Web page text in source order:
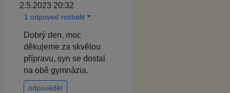
2.5.2023 20:32
1 odpoveď rozbalit
Dobrý den, moc
děkujeme za skvělou
přípravu, syn se dostal
na obě gymnázia.
odpovědět